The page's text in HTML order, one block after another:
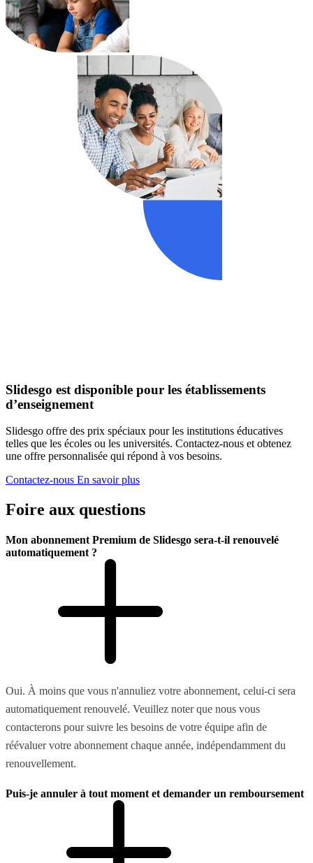
Slidesgo est disponible pour les établissements
d’enseignement
Slidesgo offre des prix spéciaux pour les institutions éducatives
telles que les écoles ou les universités. Contactez-nous et obtenez
une offre personnalisée qui répond à vos besoins.
Contactez-nous En savoir plus
Foire aux questions
Mon abonnement Premium de Slidesgo sera-t-il renouvelé
automatiquement ?
Oui. À moins que vous n'annuliez votre abonnement, celui-ci sera
automatiquement renouvelé. Veuillez noter que nous vous
contacterons pour suivre les besoins de votre équipe afin de
réévaluer votre abonnement chaque année, indépendamment du
renouvellement.
Puis-je annuler à tout moment et demander un remboursement